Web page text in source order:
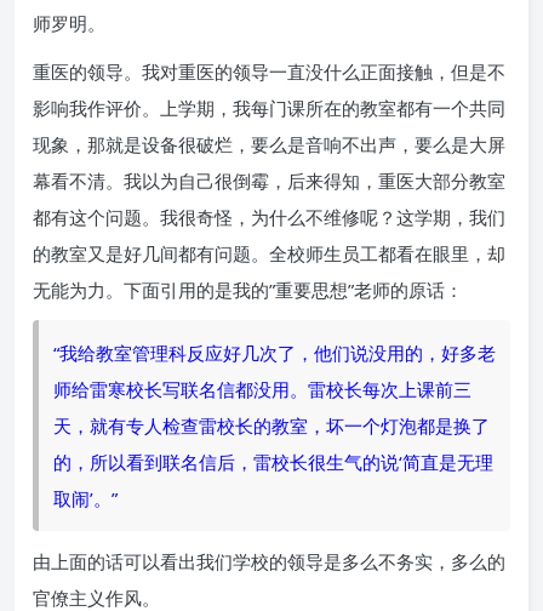
师罗明。
重医的领导。我对重医的领导一直没什么正面接触，但是不
影响我作评价。上学期，我每门课所在的教室都有一个共同
现象，那就是设备很破烂，要么是音响不出声，要么是大屏
幕看不清。我以为自己很倒霉，后来得知，重医大部分教室
都有这个问题。我很奇怪，为什么不维修呢？这学期，我们
的教室又是好几间都有问题。全校师生员工都看在眼里，却
无能为力。下面引用的是我的”重要思想”老师的原话：
“我给教室管理科反应好几次了，他们说没用的，好多老
师给雷寒校长写联名信都没用。雷校长每次上课前三
天，就有专人检查雷校长的教室，坏一个灯泡都是换了
的，所以看到联名信后，雷校长很生气的说‘简直是无理
取闹’。”
由上面的话可以看出我们学校的领导是多么不务实，多么的
官僚主义作风。